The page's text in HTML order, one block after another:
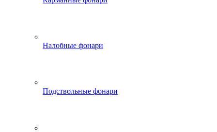
Налобные фонари
Подствольные фонари